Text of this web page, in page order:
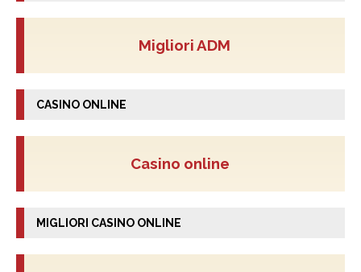
Migliori ADM
CASINO ONLINE
Casino online
MIGLIORI CASINO ONLINE